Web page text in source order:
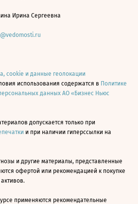
Ирина Сергеевна
cookie и данные геолокации
использования содержатся в Политике
данных АО «Бизнес Ньюс
допускается только при
и при наличии гиперссылки на
и другие материалы, представленные
офертой или рекомендацией к покупке
применяются рекомендательные